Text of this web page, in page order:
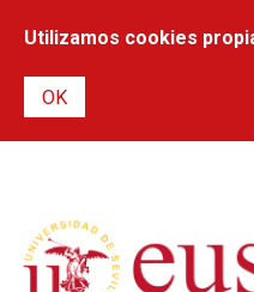
Utilizamos cookies